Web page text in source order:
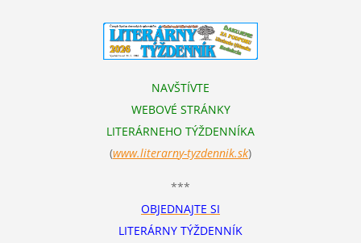
NAVŠTÍVTE
WEBOVÉ STRÁNKY
LITERÁRNEHO TÝŽDENNÍKA
(www.literarny-tyzdennik.sk)
***
OBJEDNAJTE SI
LITERÁRNY TÝŽDENNÍK